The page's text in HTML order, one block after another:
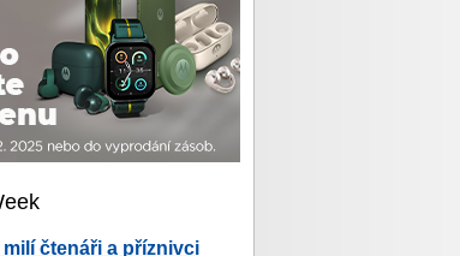
milí čtenáři a příznivci